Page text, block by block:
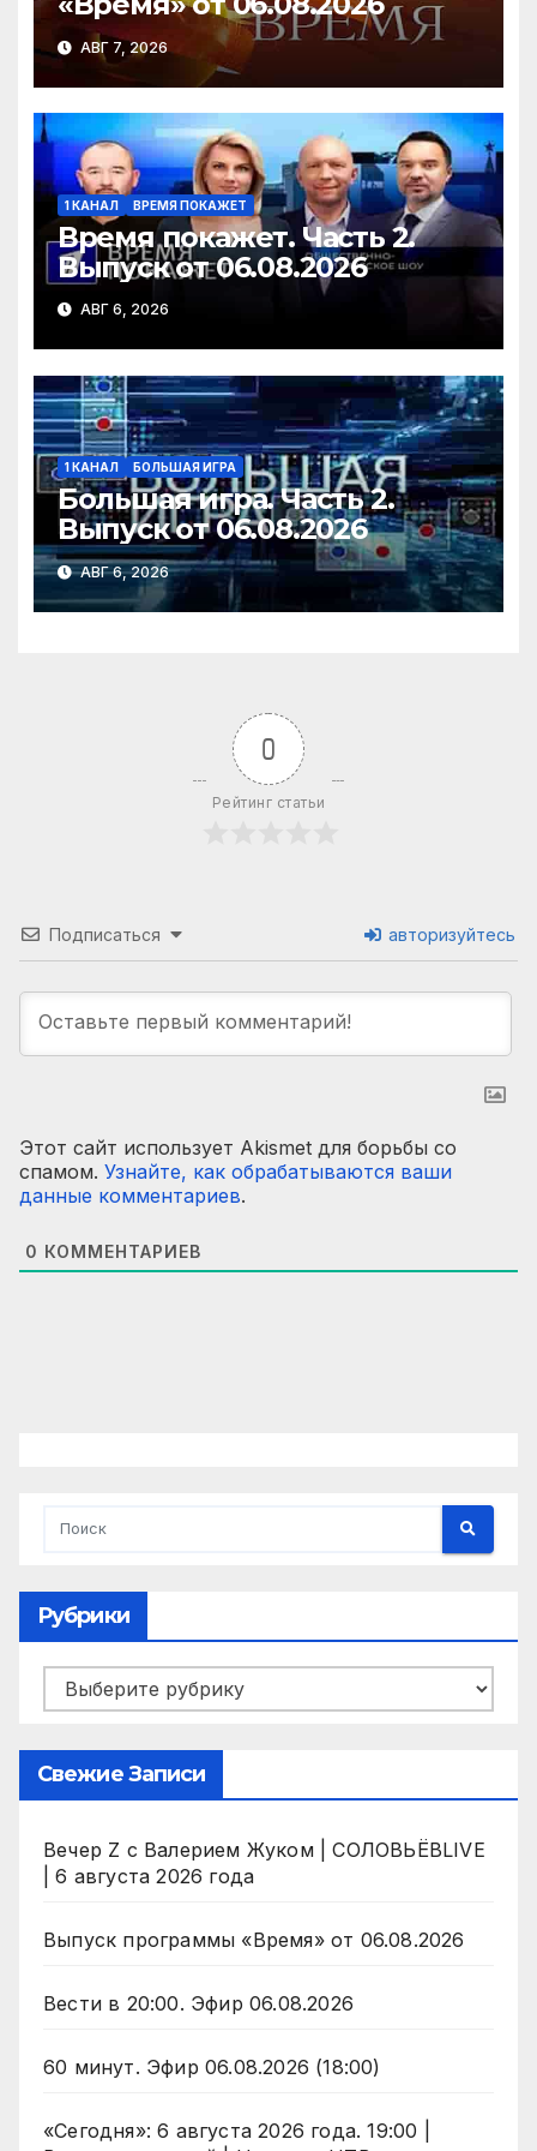
АВГ 7, 2026
1 КАНАЛ ВРЕМЯ ПОКАЖЕТ
Время покажет. Часть 2.
Выпуск от 06.08.2026
АВГ 6, 2026
1 КАНАЛ БОЛЬШАЯ ИГРА
Большая игра. Часть 2.
Выпуск от 06.08.2026
АВГ 6, 2026
0
Рейтинг статьи
Подписаться авторизуйтесь
Этот сайт использует Akismet для борьбы со
спамом. Узнайте, как обрабатываются ваши
данные комментариев.
0 КОММЕНТАРИЕВ
Рубрики
Рубрики
Свежие Записи
Вечер Z с Валерием Жуком | СОЛОВЬЁВLIVE
| 6 августа 2026 года
Выпуск программы «Время» от 06.08.2026
Вести в 20:00. Эфир 06.08.2026
60 минут. Эфир 06.08.2026 (18:00)
«Сегодня»: 6 августа 2026 года. 19:00 |